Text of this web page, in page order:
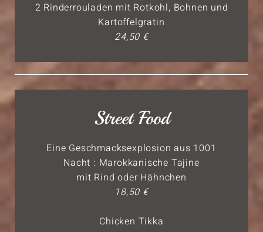
2 Rinderrouladen mit Rotkohl, Bohnen und
Kartoffelgratin
24,50 €
Street Food
Eine Geschmacksexplosion aus 1001
Nacht : Marokkanische Tajine
mit Rind oder Hähnchen
18,50 €
Chicken Tikka